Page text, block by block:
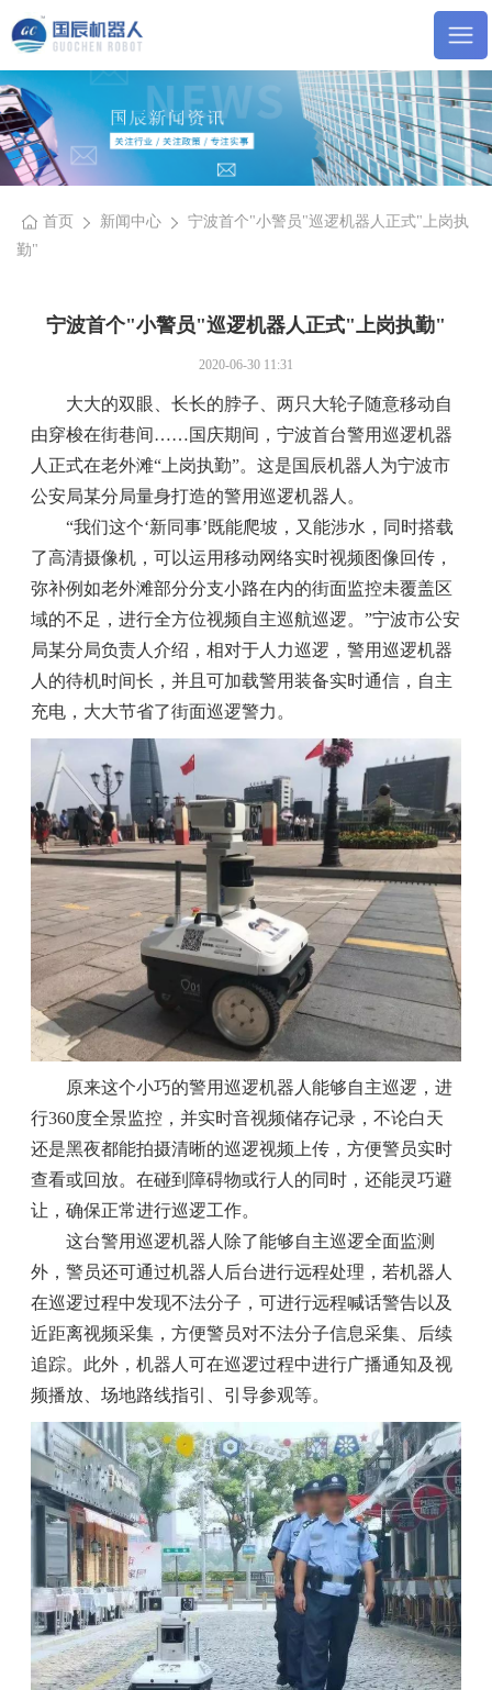
首页 新闻中心
宁波首个"小警员"巡逻机器人正式"上岗执
勤"
宁波首个"小警员"巡逻机器人正式"上岗执勤"
2020-06-30 11:31
大大的双眼、长长的脖子、两只大轮子随意移动自
由穿梭在街巷间……国庆期间，宁波首台警用巡逻机器
人正式在老外滩“上岗执勤”。这是国辰机器人为宁波市
公安局某分局量身打造的警用巡逻机器人。
“我们这个‘新同事’既能爬坡，又能涉水，同时搭载
了高清摄像机，可以运用移动网络实时视频图像回传，
弥补例如老外滩部分分支小路在内的街面监控未覆盖区
域的不足，进行全方位视频自主巡航巡逻。”宁波市公安
局某分局负责人介绍，相对于人力巡逻，警用巡逻机器
人的待机时间长，并且可加载警用装备实时通信，自主
充电，大大节省了街面巡逻警力。
原来这个小巧的警用巡逻机器人能够自主巡逻，进
行360度全景监控，并实时音视频储存记录，不论白天
还是黑夜都能拍摄清晰的巡逻视频上传，方便警员实时
查看或回放。在碰到障碍物或行人的同时，还能灵巧避
让，确保正常进行巡逻工作。
这台警用巡逻机器人除了能够自主巡逻全面监测
外，警员还可通过机器人后台进行远程处理，若机器人
在巡逻过程中发现不法分子，可进行远程喊话警告以及
近距离视频采集，方便警员对不法分子信息采集、后续
追踪。此外，机器人可在巡逻过程中进行广播通知及视
频播放、场地路线指引、引导参观等。